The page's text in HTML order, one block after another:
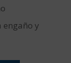
engaño y